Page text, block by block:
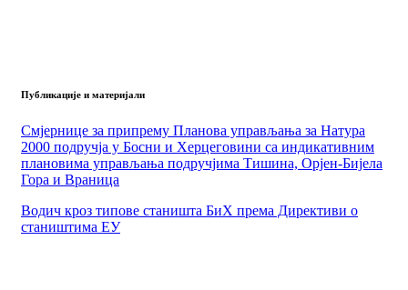
Публикације и материјали
Смјернице за припрему Планова управљања за Натура
2000 подручја у Босни и Херцеговини са индикативним
плановима управљања подручјима Тишина, Орјен-Бијела
Гора и Враница
Водич кроз типове станишта БиХ према Директиви о
стаништима ЕУ